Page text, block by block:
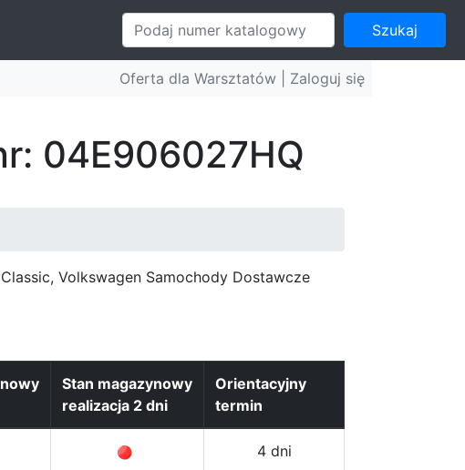
Szukaj
Oferta dla Warsztatów | Zaloguj się
04E906027HQ
Volkswagen Samochody Dostawcze
Stan magazynowy
realizacja 2 dni
Orientacyjny
termin
4 dni